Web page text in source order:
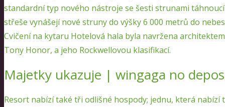
standardní typ nového nástroje se šesti strunami
střeše vynášejí nové struny do výšky 6 000 metrů do
Cvičení na kytaru Hotelová hala byla navržena
Tony Honor, a jeho Rockwellovou klasifikací.
Majetky ukazuje | wingaga no
Resort nabízí také tři odlišné hospody; jednu, která